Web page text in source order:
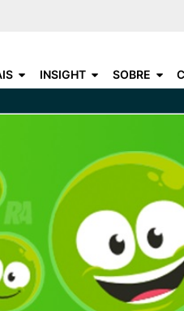
content
INSIGHT SOBRE